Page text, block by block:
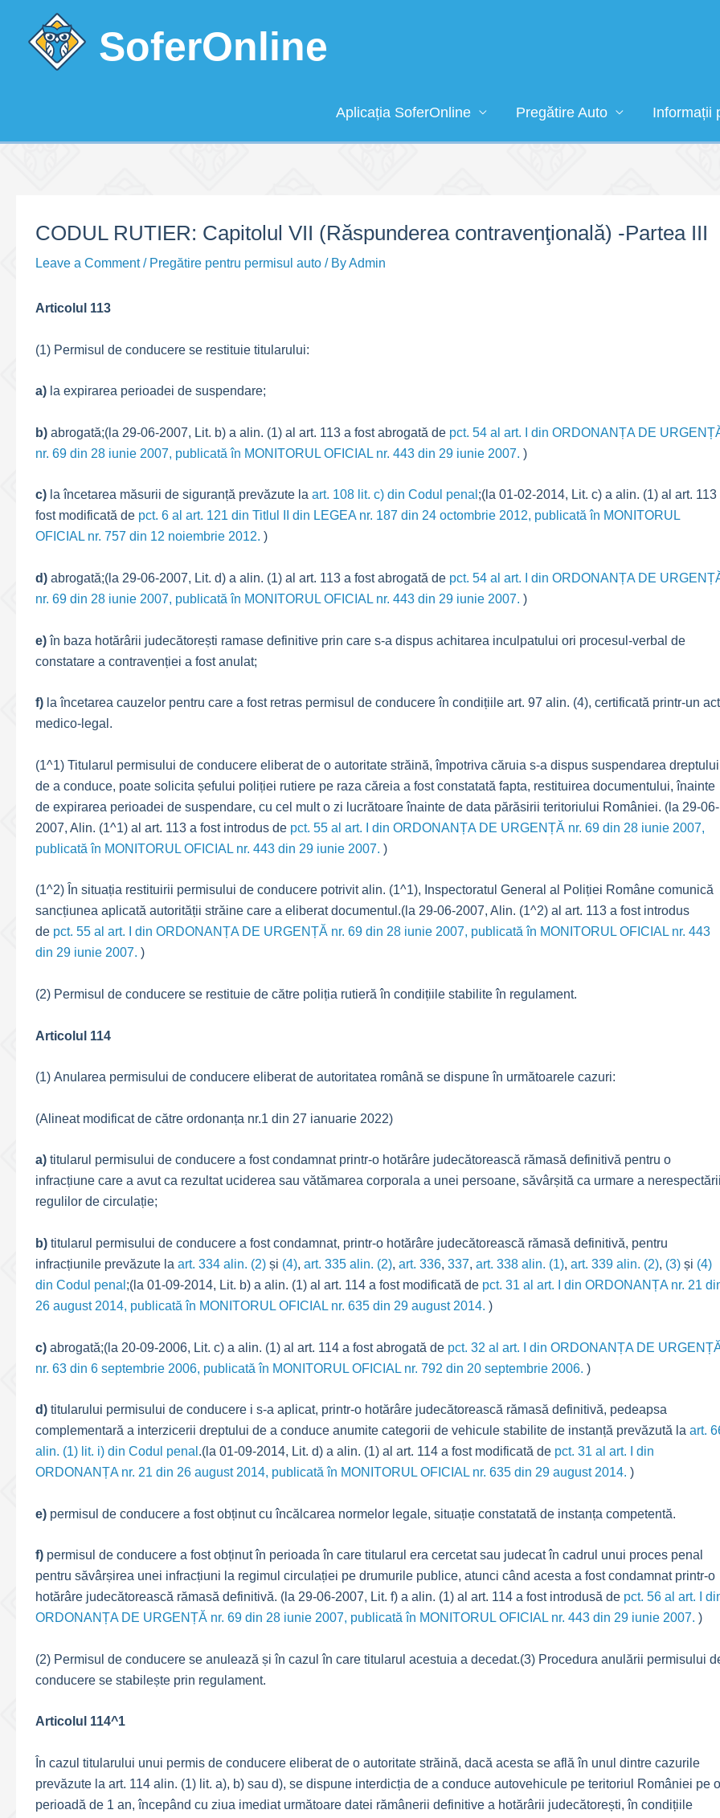
content
SoferOnline
Aplicația SoferOnline Pregătire Auto Informații
CODUL RUTIER: Capitolul VII (Răspunderea contravenţională) -Partea III
Leave a Comment / Pregătire pentru permisul auto / ByAdmin
Articolul 113
(1) Permisul de conducere se restituie titularului:
a) la expirarea perioadei de suspendare;
b) abrogată;(la 29-06-2007, Lit. b) a alin. (1) al art. 113 a fost abrogată de pct. 54 al art. I din ORDONANȚA DE
nr. 69 din 28 iunie 2007, publicată în MONITORUL OFICIAL nr. 443 din 29 iunie 2007. )
c) la încetarea măsurii de siguranță prevăzute la art. 108 lit. c) din Codul penal ;(la 01-02-2014, Lit. c) a alin. (1) al art. 113
fost modificată de pct. 6 al art. 121 din Titlul II din LEGEA nr. 187 din 24 octombrie 2012, publicată în MONITORUL
OFICIAL nr. 757 din 12 noiembrie 2012. )
d) abrogată;(la 29-06-2007, Lit. d) a alin. (1) al art. 113 a fost abrogată de pct. 54 al art. I din ORDONANȚA DE
nr. 69 din 28 iunie 2007, publicată în MONITORUL OFICIAL nr. 443 din 29 iunie 2007. )
e)în baza hotărârii judecătorești ramase definitive prin care s-a dispus achitarea inculpatului ori procesul-verbal de
constatare a contravenției a fost anulat;
f) la încetarea cauzelor pentru care a fost retras permisul de conducere în condițiile art. 97 alin. (4), certificată printr-un act
medico-legal.
(1^1) Titularul permisului de conducere eliberat de o autoritate străină, împotriva căruia s-a dispus suspendarea dreptului
de a conduce, poate solicita șefului poliției rutiere pe raza căreia a fost constatată fapta, restituirea documentului, înainte
de expirarea perioadei de suspendare, cu cel mult o zi lucrătoare înainte de data părăsirii teritoriului României. (la 29-06-
2007, Alin. (1^1) al art. 113 a fost introdus de pct. 55 al art. I din ORDONANȚA DE URGENȚĂ nr. 69 din 28 iunie 2007,
publicată în MONITORUL OFICIAL nr. 443 din 29 iunie 2007. )
(1^2) În situația restituirii permisului de conducere potrivit alin. (1^1), Inspectoratul General al Poliției Române comunică
sancțiunea aplicată autorității străine care a eliberat documentul.(la 29-06-2007, Alin. (1^2) al art. 113 a fost introdus
de pct. 55 al art. I din ORDONANȚA DE URGENȚĂ nr. 69 din 28 iunie 2007, publicată în MONITORUL OFICIAL nr. 443
din 29 iunie 2007. )
(2) Permisul de conducere se restituie de către poliția rutieră în condițiile stabilite în regulament.
Articolul 114
(1) Anularea permisului de conducere eliberat de autoritatea română se dispune în următoarele cazuri:
(Alineat modificat de către ordonanța nr.1 din 27 ianuarie 2022)
a) titularul permisului de conducere a fost condamnat printr-o hotărâre judecătorească rămasă definitivă pentru o
infracțiune care a avut ca rezultat uciderea sau vătămarea corporala a unei persoane, săvârșită ca urmare a
regulilor de circulație;
b) titularul permisului de conducere a fost condamnat, printr-o hotărâre judecătorească rămasă definitivă, pentru
infracțiunile prevăzute la art. 334 alin. (2) și (4), art. 335 alin. (2), art. 336, 337, art. 338 alin. (1), art. 339 alin. (2), (3) și (4)
din Codul penal ;(la 01-09-2014, Lit. b) a alin. (1) al art. 114 a fost modificată de pct. 31 al art. I din ORDONANȚA nr. 21
26 august 2014, publicată în MONITORUL OFICIAL nr. 635 din 29 august 2014. )
c) abrogată;(la 20-09-2006, Lit. c) a alin. (1) al art. 114 a fost abrogată de pct. 32 al art. I din ORDONANȚA DE
nr. 63 din 6 septembrie 2006, publicată în MONITORUL OFICIAL nr. 792 din 20 septembrie 2006. )
d) titularului permisului de conducere i s-a aplicat, printr-o hotărâre judecătorească rămasă definitivă, pedeapsa
complementară a interzicerii dreptului de a conduce anumite categorii de vehicule stabilite de instanță prevăzută la art.
alin. (1) lit. i) din Codul penal .(la 01-09-2014, Lit. d) a alin. (1) al art. 114 a fost modificată de pct. 31 al art. I din
ORDONANȚA nr. 21 din 26 august 2014, publicată în MONITORUL OFICIAL nr. 635 din 29 august 2014. )
e) permisul de conducere a fost obținut cu încălcarea normelor legale, situație constatată de instanța competentă.
f) permisul de conducere a fost obținut în perioada în care titularul era cercetat sau judecat în cadrul unui proces penal
pentru săvârșirea unei infracțiuni la regimul circulației pe drumurile publice, atunci când acesta a fost condamnat printr-o
hotărâre judecătorească rămasă definitivă. (la 29-06-2007, Lit. f) a alin. (1) al art. 114 a fost introdusă de pct. 56 al art. I
ORDONANȚA DE URGENȚĂ nr. 69 din 28 iunie 2007, publicată în MONITORUL OFICIAL nr. 443 din 29 iunie 2007. )
(2) Permisul de conducere se anulează și în cazul în care titularul acestuia a decedat.(3) Procedura anulării permisului
conducere se stabilește prin regulament.
Articolul 114^1
În cazul titularului unui permis de conducere eliberat de o autoritate străină, dacă acesta se află în unul dintre cazurile
prevăzute la art. 114 alin. (1) lit. a), b) sau d), se dispune interdicția de a conduce autovehicule pe teritoriul României pe o
perioadă de 1 an, începând cu ziua imediat următoare datei rămânerii definitive a hotărârii judecătorești, în condițiile